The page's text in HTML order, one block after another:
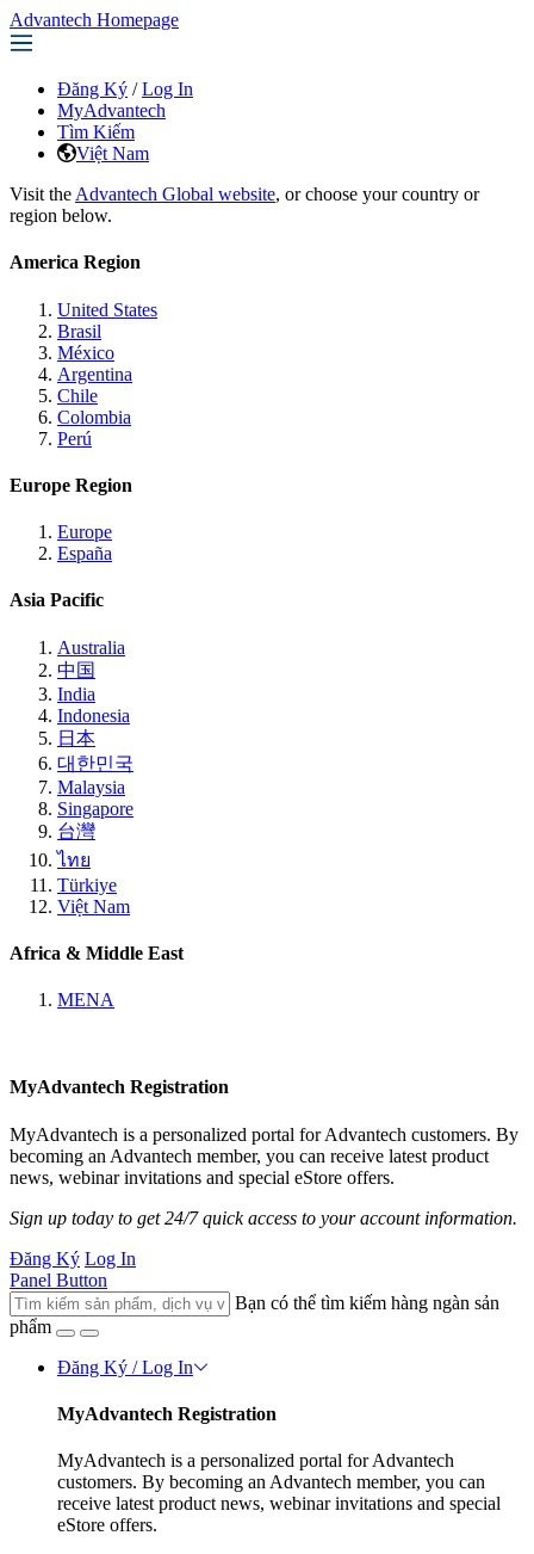
Advantech Homepage
Đăng Ký / Log In
MyAdvantech
Tìm Kiếm
Việt Nam
Visit the Advantech Global website, or choose your country or
region below.
America Region
United States
Brasil
México
Argentina
Chile
Colombia
Perú
Europe Region
Europe
España
Asia Pacific
Australia
中国
India
Indonesia
日本
대한민국
Malaysia
Singapore
台灣
ไทย
Türkiye
Việt Nam
Africa & Middle East
MENA
MyAdvantech Registration
MyAdvantech is a personalized portal for Advantech customers. By
becoming an Advantech member, you can receive latest product
news, webinar invitations and special eStore offers.
Sign up today to get 24/7 quick access to your account information.
Đăng Ký Log In
Panel Button
Bạn có thể tìm kiếm hàng ngàn sản
phẩm
Đăng Ký / Log In
MyAdvantech Registration
MyAdvantech is a personalized portal for Advantech
customers. By becoming an Advantech member, you can
receive latest product news, webinar invitations and special
eStore offers.